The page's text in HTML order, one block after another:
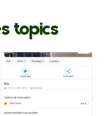
topics